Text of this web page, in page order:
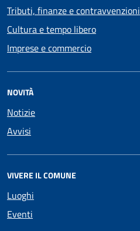
Tributi, finanze e contravvenzioni
Cultura e tempo libero
Imprese e commercio
NOVITÀ
Notizie
Avvisi
VIVERE IL COMUNE
Luoghi
Eventi